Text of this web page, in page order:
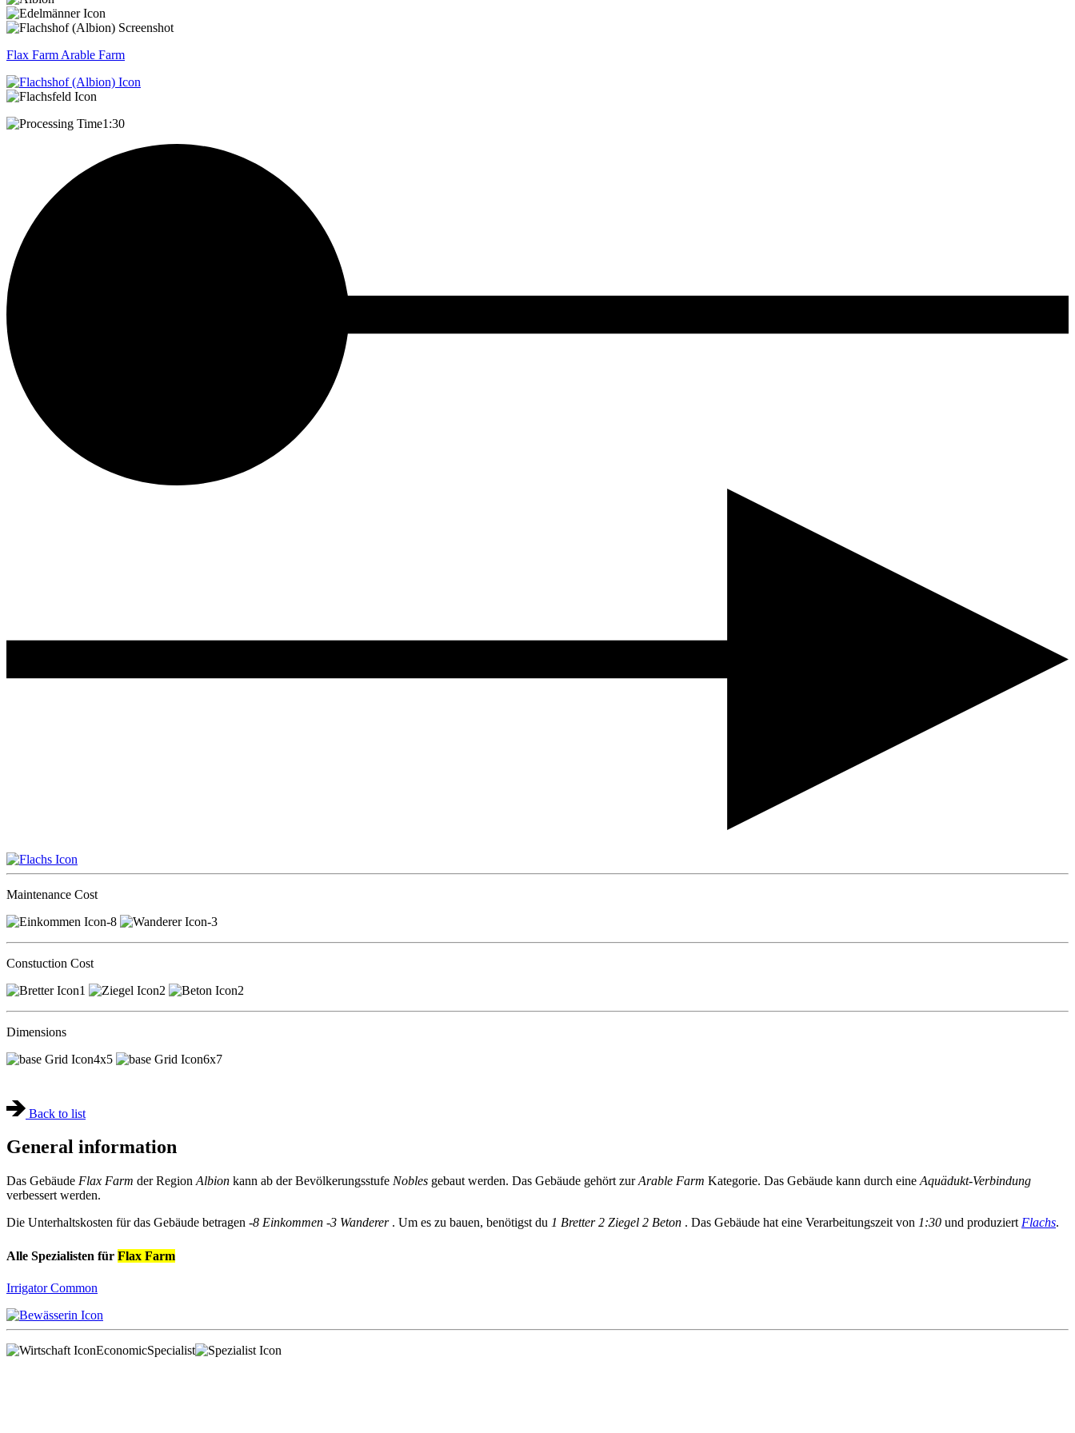
Flax Farm Arable Farm
1:30
Maintenance Cost
-8
-3
Constuction Cost
1
2 2
Dimensions
4x5
6x7
Back to list
General information
Das Gebäude Flax Farm der Region Albion kann ab der Bevölkerungsstufe Nobles gebaut werden. Das Gebäude gehört zurArable Farm Kategorie. Das Gebäude kann durch eine Aquädukt-Verbindung
verbessert werden.
Die Unterhaltskosten für das Gebäude betragen -8 Einkommen -3 Wanderer . Um es zu bauen, benötigst du 1 Bretter 2 Ziegel 2 Beton . Das Gebäude hat eine Verarbeitungszeit von 1:30 und produziert Flachs.
Alle Spezialisten für Flax Farm
Irrigator Common
EconomicSpecialist